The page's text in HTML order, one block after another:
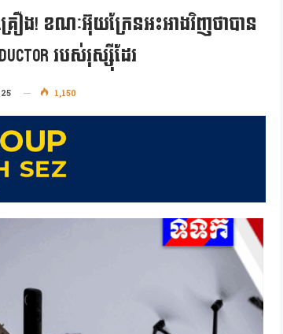
រឿង! ខណៈអ៊ុយក្រែនអះអាងវិញថាបាន
របស់រុស្ស៊ីដែរ
1,150